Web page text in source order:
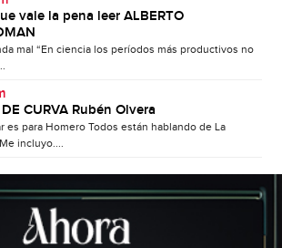
vale la pena leer ALBERTO
mal “En ciencia los períodos más productivos no
CURVA Rubén Olvera
es para Homero Todos están hablando de La
incluyo....